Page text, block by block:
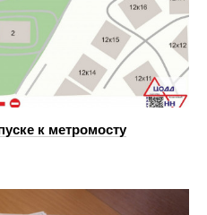
к метромосту